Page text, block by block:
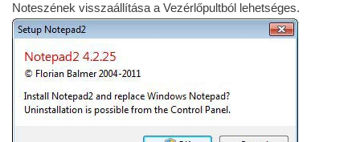
Noteszének visszaállítása a Vezérlőpultból lehetséges.